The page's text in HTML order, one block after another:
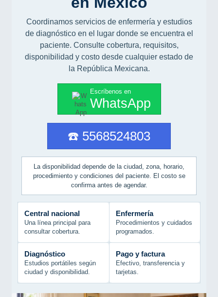
Coordinamos servicios de enfermería y estudios
de diagnóstico en el lugar donde se encuentra el
paciente. Consulte cobertura, requisitos,
disponibilidad y costo desde cualquier estado de
la República Mexicana.
Escríbenos en
WhatsApp
☎️ 5568524803
La disponibilidad depende de la ciudad, zona, horario,
procedimiento y condiciones del paciente. El costo se
confirma antes de agendar.
Central nacional
Una línea principal para
consultar cobertura.
Enfermería
Procedimientos y cuidados
programados.
Diagnóstico
Estudios portátiles según
ciudad y disponibilidad.
Pago y factura
Efectivo, transferencia y
tarjetas.